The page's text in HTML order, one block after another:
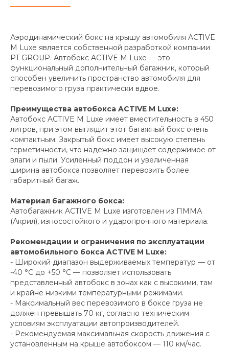
Аэродинамический бокс на крышу автомобиля ACTIVE
M Luxe является собственной разработкой компании
PT GROUP. Автобокс ACTIVE M Luxe — это
функциональный дополнительный багажник, который
способен увеличить пространство автомобиля для
перевозимого груза практически вдвое.
Преимущества автобокса ACTIVE M Luxe:
Автобокс ACTIVE M Luxe имеет вместительность в 450
литров, при этом выглядит этот багажный бокс очень
компактным. Закрытый бокс имеет высокую степень
герметичности, что надежно защищает содержимое от
влаги и пыли. Усиленный поддон и увеличенная
ширина автобокса позволяет перевозить более
габаритный багаж.
Материал багажного бокса:
Автобагажник ACTIVE M Luxe изготовлен из ПММА
(Акрил), износостойкого и ударопрочного материала.
Рекомендации и ограничения по эксплуатации
автомобильного бокса ACTIVE M Luxe:
- Широкий диапазон выдерживаемых температур — от
-40 °C до +50 °C — позволяет использовать
представленный автобокс в зонах как с высокими, там
и крайне низкими температурными режимами.
- Максимальный вес перевозимого в боксе груза не
должен превышать 70 кг, согласно техническим
условиям эксплуатации автопроизводителей.
- Рекомендуемая максимальная скорость движения с
установленным на крыше автобоксом — 110 км/час.